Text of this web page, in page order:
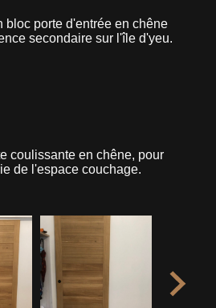
bloc porte d'entrée en chêne
secondaire sur l'île d'yeu.
coulissante en chêne, pour
de l'espace couchage.